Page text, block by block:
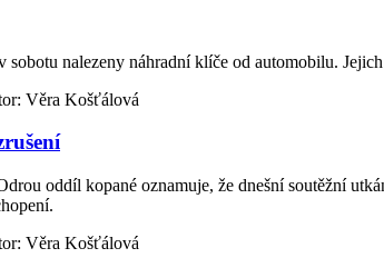
sobotu nalezeny náhradní klíče od automobilu.
Věra Košťálová
oddíl kopané oznamuje, že dnešní soutěžní
Věra Košťálová